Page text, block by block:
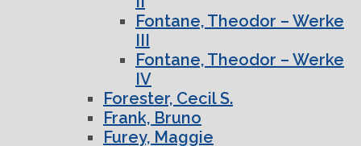
Fontane, Theodor – Werke
III
Fontane, Theodor – Werke
IV
Forester, Cecil S.
Frank, Bruno
Furey, Maggie